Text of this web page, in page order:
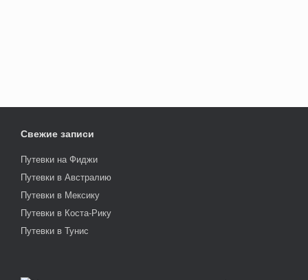
Свежие записи
Путевки на Фиджи
Путевки в Австралию
Путевки в Мексику
Путевки в Коста-Рику
Путевки в Тунис